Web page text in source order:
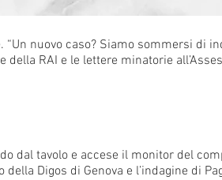
nuovo caso? Siamo sommersi di
RAI e le lettere minatorie
dal tavolo e accese il monitor del
Digos di Genova e l’indagine di